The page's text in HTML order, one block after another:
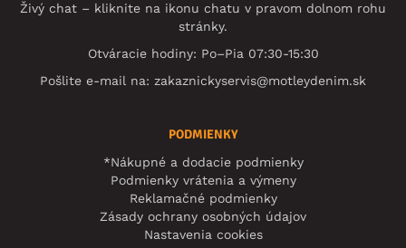
Živý chat – kliknite na ikonu chatu v pravom dolnom rohu
stránky.
Otváracie hodiny: Po–Pia 07:30-15:30
Pošlite e-mail na: zakaznickyservis@motleydenim.sk
PODMIENKY
*Nákupné a dodacie podmienky
Podmienky vrátenia a výmeny
Reklamačné podmienky
Zásady ochrany osobných údajov
Nastavenia cookies